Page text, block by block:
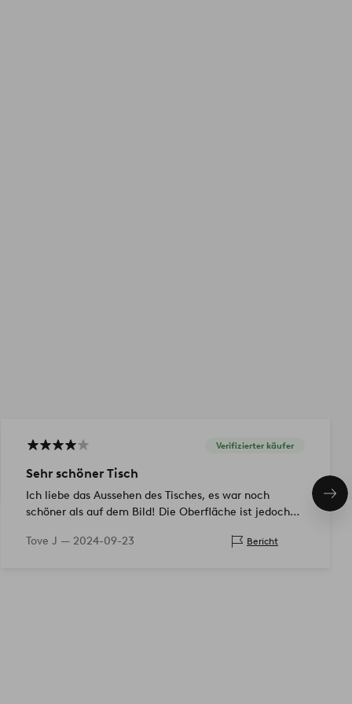
Verifizierter käufer
Sehr schöner Tisch
Ich liebe das Aussehen des Tisches, es war noch
schöner als auf dem Bild! Die Oberfläche ist jedoch
Tove J — 2024-09-23 Bericht